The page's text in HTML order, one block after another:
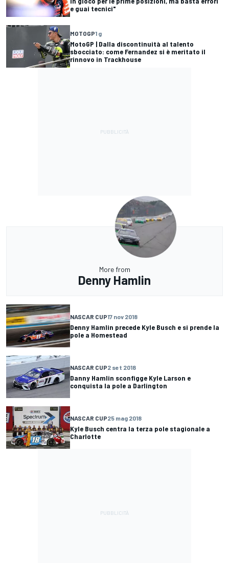
e guai tecnici"
MOTOGP1 g
MotoGP | Dalla discontinuità al talento
sbocciato: come Fernandez si è meritato il
rinnovo in Trackhouse
More from
Denny Hamlin
NASCAR CUP17 nov 2018
Denny Hamlin precede Kyle Busch e si prende la
pole a Homestead
NASCAR CUP2 set 2018
Danny Hamlin sconfigge Kyle Larson e
conquista la pole a Darlington
NASCAR CUP25 mag 2018
Kyle Busch centra la terza pole stagionale a
Charlotte